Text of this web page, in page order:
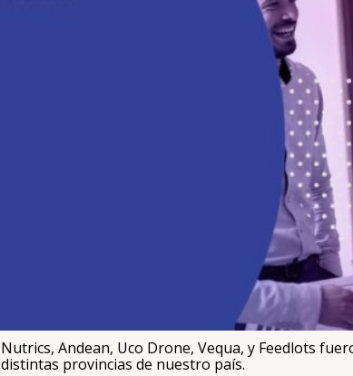
Nutrics, Andean, Uco Drone, Vequa, y Feedlots
distintas provincias de nuestro país.